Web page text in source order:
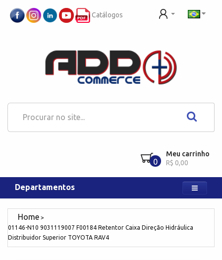
Catálogos
0
Meu carrinho
R$ 0,00
Departamentos
01146-N10 9031119007 F00184 Retentor Caixa Direção Hidráulica
Distribuidor Superior TOYOTA RAV4